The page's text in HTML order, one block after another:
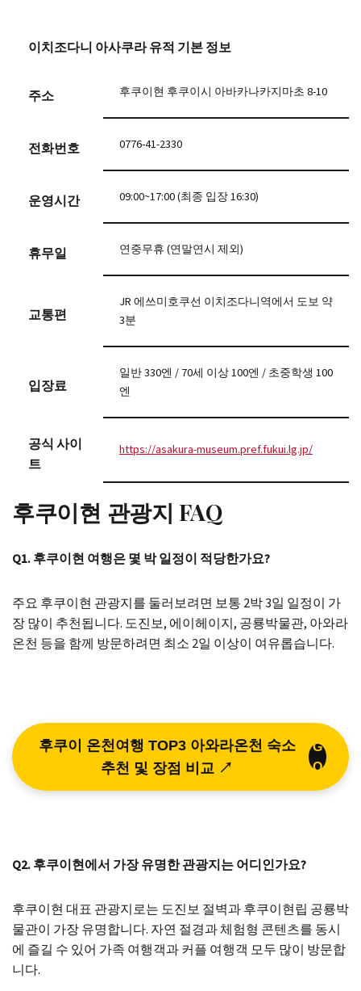
이치조다니 아사쿠라 유적 기본 정보
주소 후쿠이현 후쿠이시 아바카나카지마초 8-10
전화번호 0776-41-2330
운영시간 09:00~17:00 (최종 입장 16:30)
휴무일 연중무휴 (연말연시 제외)
교통편
JR 에쓰미호쿠선 이치조다니역에서 도보 약
3분
입장료
일반 330엔 / 70세 이상 100엔 / 초중학생 100
엔
공식 사이
트
https://asakura-museum.pref.fukui.lg.jp/
후쿠이현 관광지 FAQ
Q1. 후쿠이현 여행은 몇 박 일정이 적당한가요?
주요 후쿠이현 관광지를 둘러보려면 보통 2박 3일 일정이 가
장 많이 추천됩니다. 도진보, 에이헤이지, 공룡박물관, 아와라
온천 등을 함께 방문하려면 최소 2일 이상이 여유롭습니다.
후쿠이 온천여행 TOP3 아와라온천 숙소
추천 및 장점 비교 ↗
G
O
Q2. 후쿠이현에서 가장 유명한 관광지는 어디인가요?
후쿠이현 대표 관광지로는 도진보 절벽과 후쿠이현립 공룡박
물관이 가장 유명합니다. 자연 절경과 체험형 콘텐츠를 동시
에 즐길 수 있어 가족 여행객과 커플 여행객 모두 많이 방문합
니다.